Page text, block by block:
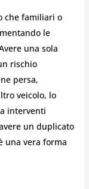
che familiari o
le
una sola
rischio
persa,
veicolo, lo
interventi
un duplicato
una vera forma